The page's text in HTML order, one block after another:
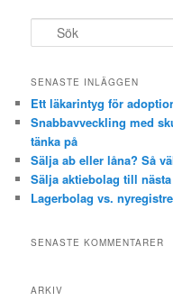
ö
SENASTE INLÄGGEN
Ett läkarintyg för
Snabbavveckling med
tänka på
Sälja ab eller låna? Så
Sälja aktiebolag till
Lagerbolag vs.
SENASTE KOMMENTARER
ARKIV